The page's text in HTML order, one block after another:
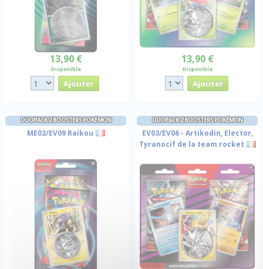
13,90 €
Disponible
13,90 €
Disponible
DUOPACK 2 BOOSTERS POKÉMON
ME02/EV09 Raikou
DUOPACK 2 BOOSTERS POKÉMON
EV03/EV06 - Artikodin, Elector,
Tyranocif de la team rocket